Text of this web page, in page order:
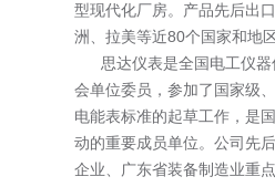
型现代化厂房。产品先后出
洲、拉美等近80个国家和地区
思达仪表是全国电工仪器
会单位委员，参加了国家级
电能表标准的起草工作，是
动的重要成员单位。公司先
企业、广东省装备制造业重